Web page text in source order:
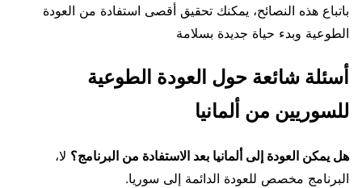
باتباع هذه النصائح، يمكنك تحقيق أقصى استفادة من العودة
الطوعية وبدء حياة جديدة بسلامة
أسئلة شائعة حول العودة الطوعية
للسوريين من ألمانيا
هل يمكن العودة إلى ألمانيا بعد الاستفادة من البرنامج؟ لا،
البرنامج مخصص للعودة الدائمة إلى سوريا.